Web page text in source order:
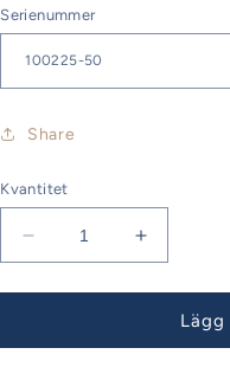
Serienummer
Share
Kvantitet
Minska
kvantitet
för
45
Öka
kvantitet
för
Bavaria
45